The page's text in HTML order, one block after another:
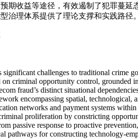
收益等途径，有效遏制了犯罪蔓
治理体系提供了理论支撑和实践路径。
challenges to traditional crime
criminal opportunity control, grounded
fraud’s distinct situational
encompassing spatial, technological,
networks and payment systems
proliferation by constricting
passive response to proactive
pathways for constructing technology-